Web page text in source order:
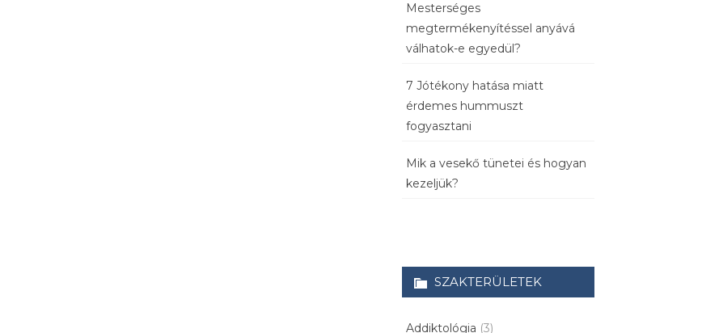
Mesterséges
megtermékenyítéssel anyává
válhatok-e egyedül?
7 Jótékony hatása miatt
érdemes hummuszt
fogyasztani
Mik a vesekő tünetei és hogyan
kezeljük?
SZAKTERÜLETEK
Addiktológia (3)